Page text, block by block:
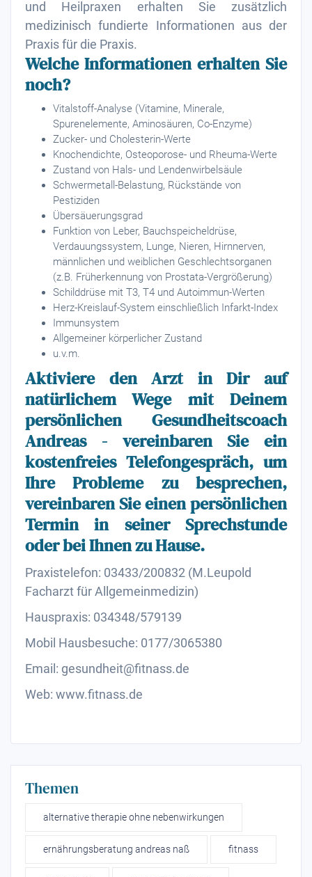
und Heilpraxen erhalten Sie zusätzlich
medizinisch fundierte Informationen aus der
Praxis für die Praxis.
Welche Informationen erhalten Sie
noch?
Vitalstoff-Analyse (Vitamine, Minerale,
Spurenelemente, Aminosäuren, Co-Enzyme)
Zucker- und Cholesterin-Werte
Knochendichte, Osteoporose- und Rheuma-Werte
Zustand von Hals- und Lendenwirbelsäule
Schwermetall-Belastung, Rückstände von
Pestiziden
Übersäuerungsgrad
Funktion von Leber, Bauchspeicheldrüse,
Verdauungssystem, Lunge, Nieren, Hirnnerven,
männlichen und weiblichen Geschlechtsorganen
(z.B. Früherkennung von Prostata-Vergrößerung)
Schilddrüse mit T3, T4 und Autoimmun-Werten
Herz-Kreislauf-System einschließlich Infarkt-Index
Immunsystem
Allgemeiner körperlicher Zustand
u.v.m.
Aktiviere den Arzt in Dir auf
natürlichem Wege mit Deinem
persönlichen Gesundheitscoach
Andreas - vereinbaren Sie ein
kostenfreies Telefongespräch, um
Ihre Probleme zu besprechen,
vereinbaren Sie einen persönlichen
Termin in seiner Sprechstunde
oder bei Ihnen zu Hause.
Praxistelefon: 03433/200832 (M.Leupold
Facharzt für Allgemeinmedizin)
Hauspraxis: 034348/579139
Mobil Hausbesuche: 0177/3065380
Email: gesundheit@fitnass.de
Web: www.fitnass.de
Themen
alternative therapie ohne nebenwirkungen
ernährungsberatung andreas naß fitnass